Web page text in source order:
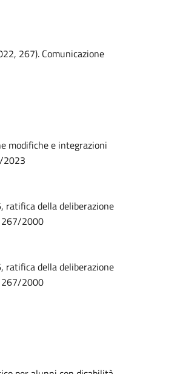
267). Comunicazione
modifiche e integrazioni
2023
ratifica della deliberazione
267/2000
ratifica della deliberazione
267/2000